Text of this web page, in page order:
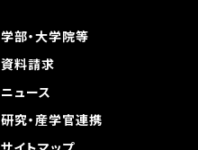
学部・大学院等
資料請求
ニュース
研究・産学官連携